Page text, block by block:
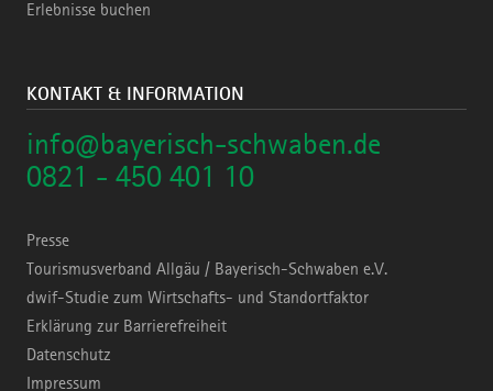
Erlebnisse buchen
KONTAKT & INFORMATION
info@bayerisch-schwaben.de
0821 - 450 401 10
Presse
Tourismusverband Allgäu / Bayerisch-Schwaben e.V.
dwif-Studie zum Wirtschafts- und Standortfaktor
Erklärung zur Barrierefreiheit
Datenschutz
Impressum